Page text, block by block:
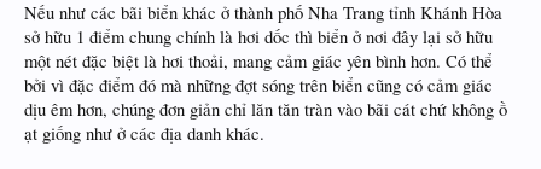
Nếu như các bãi biển khác ở thành phố Nha Trang tỉnh Khánh Hòa
sở hữu 1 điểm chung chính là hơi dốc thì biển ở nơi đây lại sở hữu
một nét đặc biệt là hơi thoải, mang cảm giác yên bình hơn. Có thể
bởi vì đặc điểm đó mà những đợt sóng trên biển cũng có cảm giác
dịu êm hơn, chúng đơn giản chỉ lăn tăn tràn vào bãi cát chứ không ồ
ạt giống như ở các địa danh khác.